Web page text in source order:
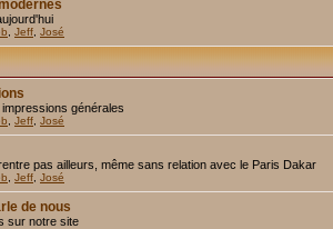
Jeff José
générales
Jeff José
pas ailleurs, même sans relation avec le Paris Dakar
Jeff José
de nous
sur notre site